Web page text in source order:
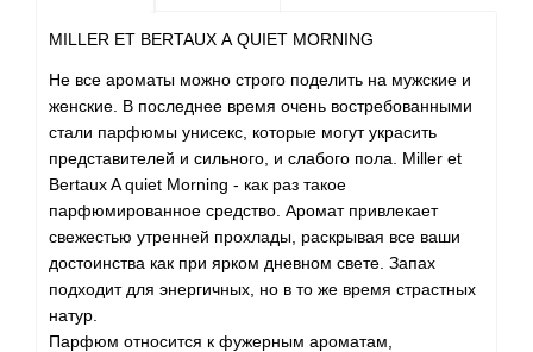
MILLER ET BERTAUX А QUIET MORNING
Не все ароматы можно строго поделить на мужские и
женские. В последнее время очень востребованными
стали парфюмы унисекс, которые могут украсить
представителей и сильного, и слабого пола. Miller et
Bertaux A quiet Morning - как раз такое
парфюмированное средство. Аромат привлекает
свежестью утренней прохлады, раскрывая все ваши
достоинства как при ярком дневном свете. Запах
подходит для энергичных, но в то же время страстных
натур.
Парфюм относится к фужерным ароматам,